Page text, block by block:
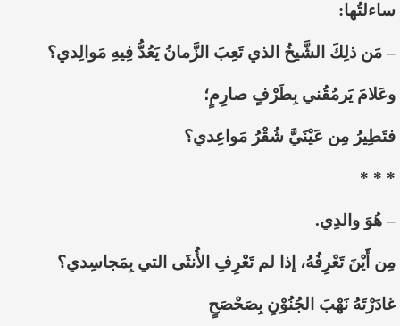
ساءلتُها:
– مَن ذلِكَ الشَّيخُ الذي تَعِبَ الزَّمانُ يَعُدُّ فِيهِ مَوالِدي؟
وعَلامَ يَرمُقُني بِطَرْفٍ صارِمٍ؛
فتَطِيرُ مِن عَيْنَيَّ شُقْرُ مَواعِدي؟
* * *
– هُوَ والدِي.
مِن أَيْنَ تَعْرِفُهُ، إذا لم تَعْرِفِ الأُنثَى التي بِمَجاسِدي؟
غادَرْتَهُ نَهْبَ الجُنُوْنِ بِصَحْصَحٍ